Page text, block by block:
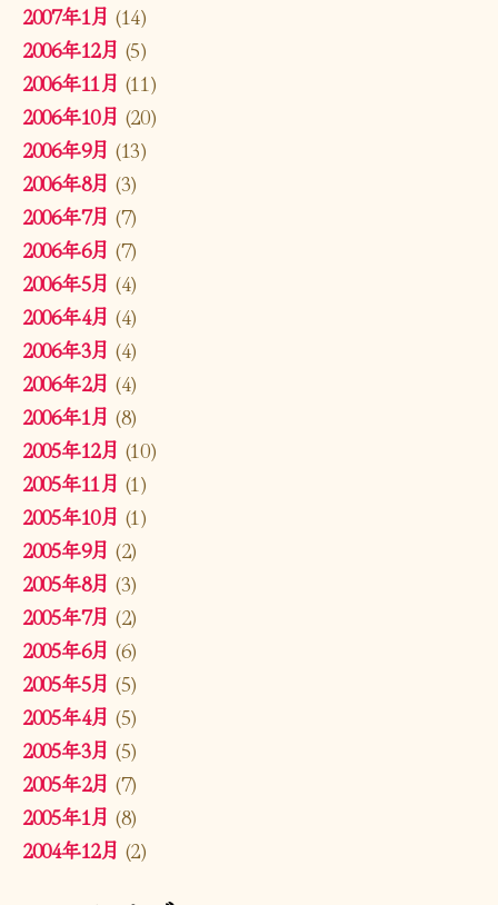
2007年1月 (14)
2006年12月 (5)
2006年11月 (11)
2006年10月 (20)
2006年9月 (13)
2006年8月 (3)
2006年7月 (7)
2006年6月 (7)
2006年5月 (4)
2006年4月 (4)
2006年3月 (4)
2006年2月 (4)
2006年1月 (8)
2005年12月 (10)
2005年11月 (1)
2005年10月 (1)
2005年9月 (2)
2005年8月 (3)
2005年7月 (2)
2005年6月 (6)
2005年5月 (5)
2005年4月 (5)
2005年3月 (5)
2005年2月 (7)
2005年1月 (8)
2004年12月 (2)